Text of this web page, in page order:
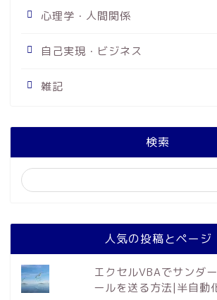
心理学・人間関係
自己実現・ビジネス
雑記
検索
人気の投稿とページ
エクセルVBAでサンダ
ールを送る方法|半自動